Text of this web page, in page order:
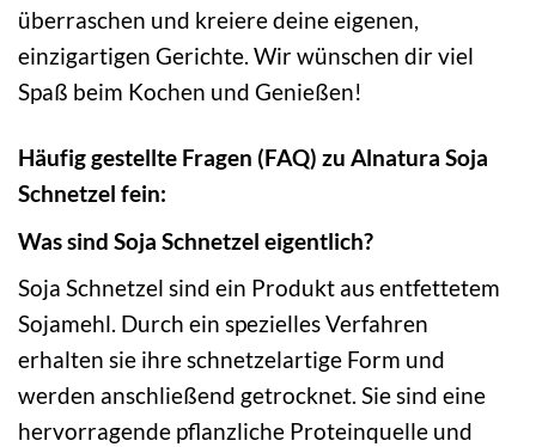
überraschen und kreiere deine eigenen,
einzigartigen Gerichte. Wir wünschen dir viel
Spaß beim Kochen und Genießen!
Häufig gestellte Fragen (FAQ) zu Alnatura Soja
Schnetzel fein:
Was sind Soja Schnetzel eigentlich?
Soja Schnetzel sind ein Produkt aus entfettetem
Sojamehl. Durch ein spezielles Verfahren
erhalten sie ihre schnetzelartige Form und
werden anschließend getrocknet. Sie sind eine
hervorragende pflanzliche Proteinquelle und